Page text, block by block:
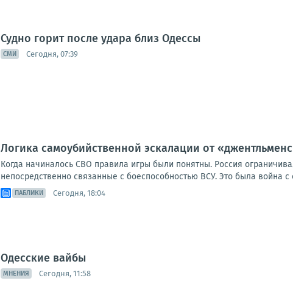
Судно горит после удара близ Одессы
СМИ Сегодня, 07:39
Логика самоубийственной эскалации от
Когда начиналось СВО правила игры были понятны. Россия
непосредственно связанные с боеспособностью ВСУ. Это была война
ПАБЛИКИ Сегодня, 18:04
Одесские вайбы
МНЕНИЯ Сегодня, 11:58